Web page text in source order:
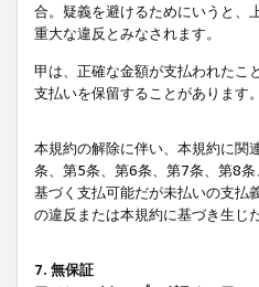
合。疑義を避けるためにいうと、
重大な違反とみなされます。
甲は、正確な金額が支払われたこ
支払いを保留することがあります。
本規約の解除に伴い、本規約に関
条、第5条、第6条、第7条、第8
基づく支払可能だが未払いの支払
の違反または本規約に基づき生じ
7. 無保証